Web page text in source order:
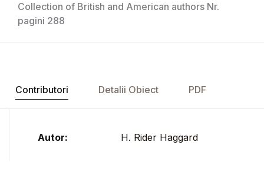
Collection of British and American authors Nr.
pagini 288
Contributori Detalii Obiect PDF
Autor: H. Rider Haggard